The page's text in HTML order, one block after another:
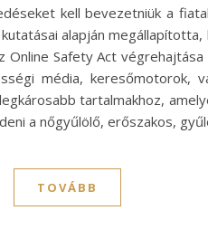
kell bevezetniük a
alapján
Online Safety Act
média, keresőmotorok,
tartalmakhoz,
a nőgyűlölő, erőszakos,
TOVÁBB